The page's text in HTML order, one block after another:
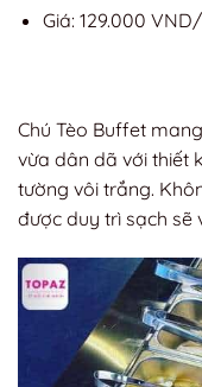
Giá: 129.000
Chú Tèo Buffet
vừa dân dã với thiết
tường vôi trắng.
được duy trì sạch sẽ